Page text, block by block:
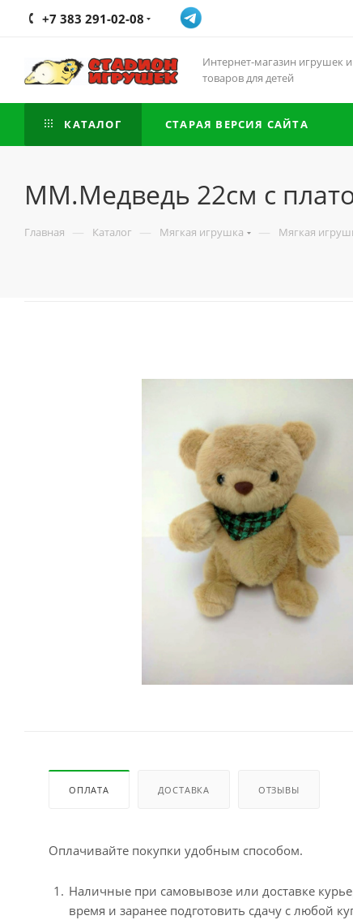
+7 383 291-02-08
Интернет-магазин игрушек и
товаров для детей
КАТАЛОГ СТАРАЯ ВЕРСИЯ САЙТА
ММ.Медведь 22см с
Главная — Каталог — Мягкая игрушка — Мягкая
ОПЛАТА ДОСТАВКА ОТЗЫВЫ
Оплачивайте покупки удобным способом.
Наличные при самовывозе или доставке
время и заранее подготовить сдачу с любой